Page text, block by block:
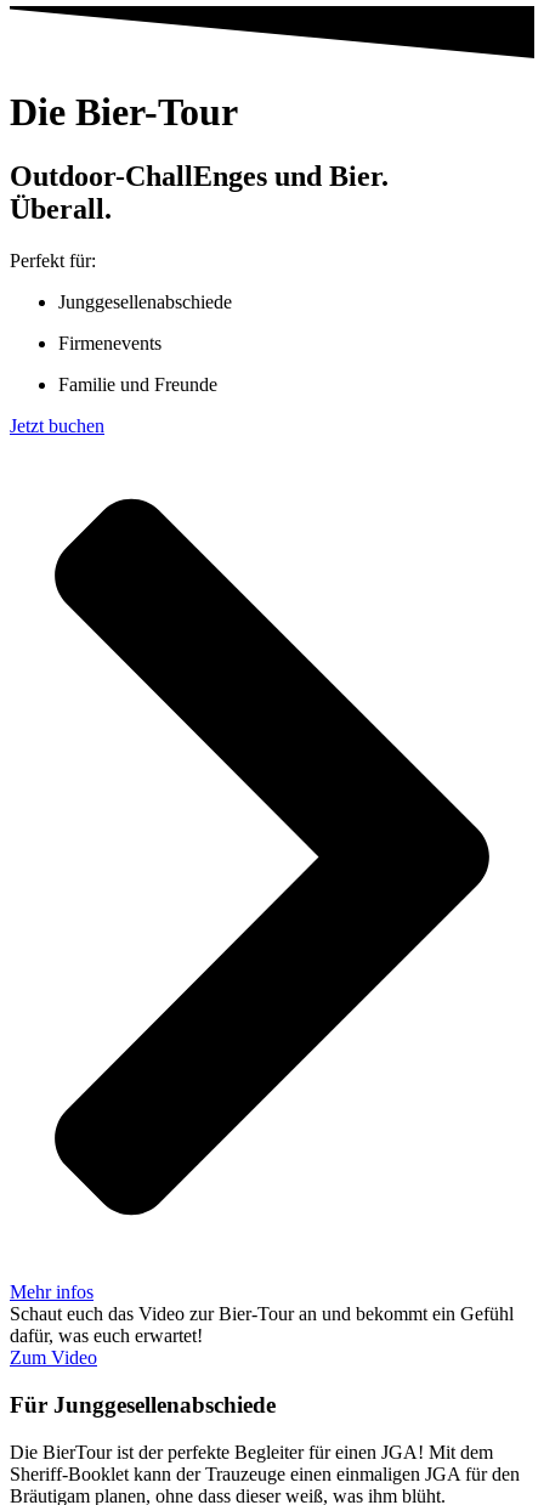
Die Bier-Tour
Outdoor-Chal­lEnges und Bier.
Überall.
Perfekt für:
Jung­ge­sel­len­ab­schiede
Fir­men­events
Familie und Freunde
Jetzt buchen
Mehr infos
Schaut euch das Video zur Bier-Tour an und bekommt ein Gefühl
dafür, was euch erwartet!
Zum Video
Für Junggesellenab­schiede
Die BierTour ist der per­fekte Begleiter für einen JGA! Mit dem
Sheriff-Booklet kann der Trau­zeuge einen ein­ma­ligen JGA für den
Bräu­tigam planen, ohne dass dieser weiß, was ihm blüht.